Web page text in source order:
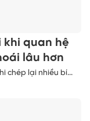
khi quan hệ
lâu hơn
chép lại nhiều bí...